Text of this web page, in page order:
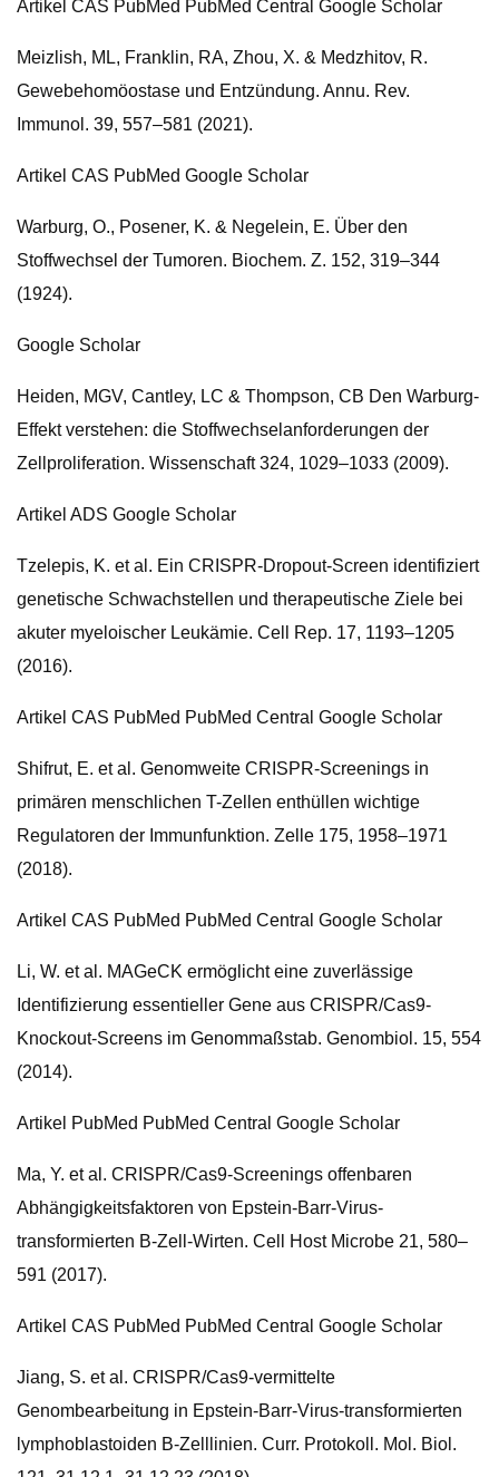
Artikel CAS PubMed PubMed Central Google Scholar
Meizlish, ML, Franklin, RA, Zhou, X. & Medzhitov, R.
Gewebehomöostase und Entzündung. Annu. Rev.
Immunol. 39, 557–581 (2021).
Artikel CAS PubMed Google Scholar
Warburg, O., Posener, K. & Negelein, E. Über den
Stoffwechsel der Tumoren. Biochem. Z. 152, 319–344
(1924).
Google Scholar
Heiden, MGV, Cantley, LC & Thompson, CB Den Warburg-
Effekt verstehen: die Stoffwechselanforderungen der
Zellproliferation. Wissenschaft 324, 1029–1033 (2009).
Artikel ADS Google Scholar
Tzelepis, K. et al. Ein CRISPR-Dropout-Screen identifiziert
genetische Schwachstellen und therapeutische Ziele bei
akuter myeloischer Leukämie. Cell Rep. 17, 1193–1205
(2016).
Artikel CAS PubMed PubMed Central Google Scholar
Shifrut, E. et al. Genomweite CRISPR-Screenings in
primären menschlichen T-Zellen enthüllen wichtige
Regulatoren der Immunfunktion. Zelle 175, 1958–1971
(2018).
Artikel CAS PubMed PubMed Central Google Scholar
Li, W. et al. MAGeCK ermöglicht eine zuverlässige
Identifizierung essentieller Gene aus CRISPR/Cas9-
Knockout-Screens im Genommaßstab. Genombiol. 15, 554
(2014).
Artikel PubMed PubMed Central Google Scholar
Ma, Y. et al. CRISPR/Cas9-Screenings offenbaren
Abhängigkeitsfaktoren von Epstein-Barr-Virus-
transformierten B-Zell-Wirten. Cell Host Microbe 21, 580–
591 (2017).
Artikel CAS PubMed PubMed Central Google Scholar
Jiang, S. et al. CRISPR/Cas9-vermittelte
Genombearbeitung in Epstein-Barr-Virus-transformierten
lymphoblastoiden B-Zelllinien. Curr. Protokoll. Mol. Biol.